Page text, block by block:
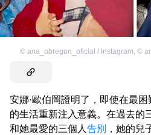
© ana_obregon_oficial / Instagram, ©
安娜·歐伯岡證明了，即使在最
的生活重新注入意義。在過去的
和她最愛的三個人 告別
，她的兒